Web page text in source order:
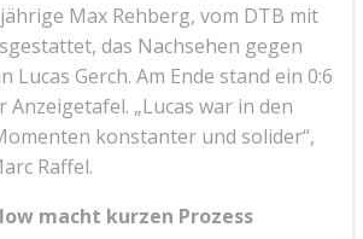
Max Rehberg, vom DTB mit
das Nachsehen gegen
Lucas Gerch. Am Ende stand ein 0:6
Anzeigetafel. „Lucas war in den
konstanter und solider“,
Raffel.
macht kurzen Prozess